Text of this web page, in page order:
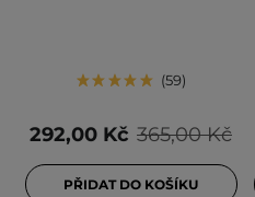
59
365,00 Kč
292,00 Kč
PŘIDAT DO KOŠÍKU